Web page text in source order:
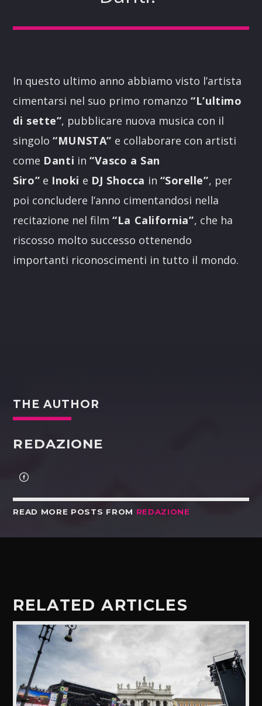
In questo ultimo anno abbiamo visto l’artista
cimentarsi nel suo primo romanzo“L’ultimo
di sette”, pubblicare nuova musica con il
singolo“MUNSTA” e collaborare con artisti
come Danti in“Vasco a San
Siro” e Inoki e DJ Shocca in “Sorelle”, per
poi concludere l’anno cimentandosi nella
recitazione nel film“La California”, che ha
riscosso molto successo ottenendo
importanti riconoscimenti in tutto il mondo.
THE AUTHOR
REDAZIONE
READ MORE POSTS FROM REDAZIONE
RELATED ARTICLES